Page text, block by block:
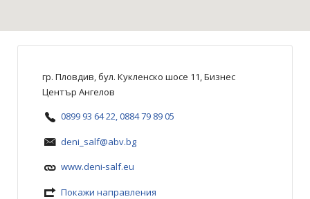
гр. Пловдив, бул. Кукленско шосе 11, Бизнес
Център Ангелов
0899 93 64 22, 0884 79 89 05
deni_salf@abv.bg
www.deni-salf.eu
Покажи направления